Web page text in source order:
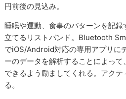
円前後の見込み。
睡眠や運動、食事のパターンを記
立てるリストバンド。Bluetooth
でiOS/Android対応の専用アプリに
ーのデータを解析することによっ
できるよう励ましてくれる。アク
る。